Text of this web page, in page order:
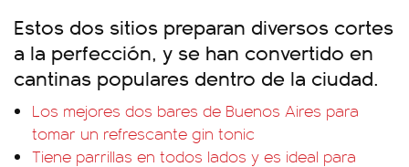
Estos dos sitios preparan diversos cortes
a la perfección, y se han convertido en
cantinas populares dentro de la ciudad.
Los mejores dos bares de Buenos Aires para
tomar un refrescante gin tonic
Tiene parrillas en todos lados y es ideal para